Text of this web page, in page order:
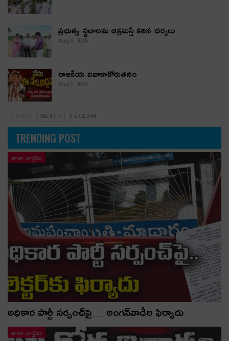
ప్రభుత్వ స్థలాలను ఆక్రమిస్తే కఠిన చర్యలు
Aug 6, 2026
రాజకీయ దివాళాకోరుతనం
Aug 6, 2026
NEXT 1 of 1,144
TRENDING POST
తాజా వార్తలు
అధికార పార్టీ స‌ర్పంచ్‌పై… అంగ‌న్‌వాడీల ఫిర్యాదు
తాజా వార్తలు